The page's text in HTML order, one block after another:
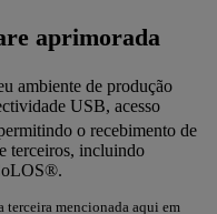
aprimorada
ambiente de produção
USB, acesso
o recebimento de
terceiros, incluindo
terceira mencionada aqui em